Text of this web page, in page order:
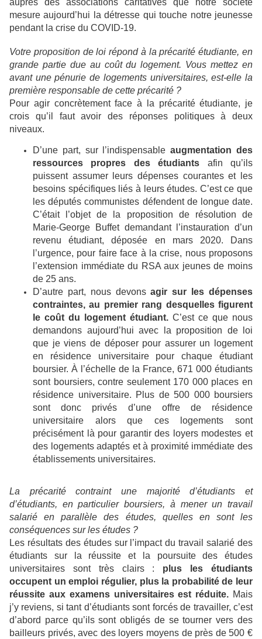
auprès des associations caritatives que notre société
mesure aujourd’hui la détresse qui touche notre jeunesse
pendant la crise du COVID-19.
Votre proposition de loi répond à la précarité étudiante, en
grande partie due au coût du logement. Vous mettez en
avant une pénurie de logements universitaires, est-elle la
première responsable de cette précarité ?
Pour agir concrètement face à la précarité étudiante, je
crois qu’il faut avoir des réponses politiques à deux
niveaux.
D’une part, sur l’indispensableaugmentation des
ressources propres des étudiants afin qu’ils
puissent assumer leurs dépenses courantes et les
besoins spécifiques liés à leurs études. C’est ce que
les députés communistes défendent de longue date.
C’était l’objet de la proposition de résolution de
Marie-George Buffet demandant l’instauration d’un
revenu étudiant, déposée en mars 2020. Dans
l’urgence, pour faire face à la crise, nous proposons
l’extension immédiate du RSA aux jeunes de moins
de 25 ans.
D’autre part, nous devonsagir sur les dépenses
contraintes, au premier rang desquelles figurent
le coût du logement étudiant. C’est ce que nous
demandons aujourd’hui avec la proposition de loi
que je viens de déposer pour assurer un logement
en résidence universitaire pour chaque étudiant
boursier. À l’échelle de la France, 671 000 étudiants
sont boursiers, contre seulement 170 000 places en
résidence universitaire. Plus de 500 000 boursiers
sont donc privés d’une offre de résidence
universitaire alors que ces logements sont
précisément là pour garantir des loyers modestes et
des logements adaptés et à proximité immédiate des
établissements universitaires.
La précarité contraint une majorité d’étudiants et
d’étudiants, en particulier boursiers, à mener un travail
salarié en parallèle des études, quelles en sont les
conséquences sur les études ?
Les résultats des études sur l’impact du travail salarié des
étudiants sur la réussite et la poursuite des études
universitaires sont très clairs : plus les étudiants
occupent un emploi régulier, plus la probabilité de leur
réussite aux examens universitaires est réduite. Mais
j’y reviens, si tant d’étudiants sont forcés de travailler, c’est
d’abord parce qu’ils sont obligés de se tourner vers des
bailleurs privés, avec des loyers moyens de près de 500 €